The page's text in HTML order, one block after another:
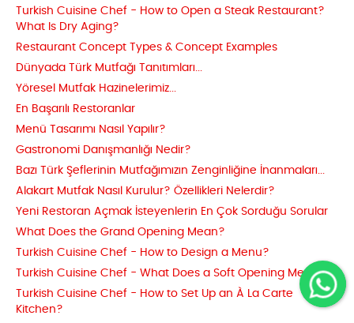
Turkish Cuisine Chef - How to Open a Steak Restaurant?
What Is Dry Aging?
Restaurant Concept Types & Concept Examples
Dünyada Türk Mutfağı Tanıtımları...
Yöresel Mutfak Hazinelerimiz...
En Başarılı Restoranlar
Menü Tasarımı Nasıl Yapılır?
Gastronomi Danışmanlığı Nedir?
Bazı Türk Şeflerinin Mutfağımızın Zenginliğine İnanmaları...
Alakart Mutfak Nasıl Kurulur? Özellikleri Nelerdir?
Yeni Restoran Açmak İsteyenlerin En Çok Sorduğu Sorular
What Does the Grand Opening Mean?
Turkish Cuisine Chef - How to Design a Menu?
Turkish Cuisine Chef - What Does a Soft Opening Mean?
Turkish Cuisine Chef - How to Set Up an À La Carte
Kitchen?